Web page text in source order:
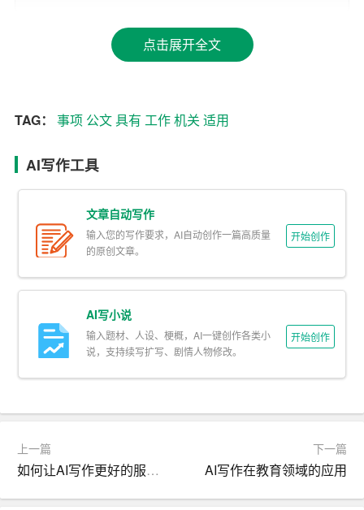
3. 命令（令）。适用于公布行政法规和规章、宣布施行重
关对重大事项进行指挥和管理的重要手段。
4. 公报。适用于公布重要决定或者重大事项。公报具有权
威性和告知性，是向国内外公众传达重要信息的一种文
体。
5. 公告。适用于向国内外宣布重要事项或者法定事项。公
告具有权威性和公开性，是党政机关向国内外发布信息、
表明立场、履行法定职责的重要途径。
6. 通告。适用于在一定范围内公布应当遵守或者周知的事
项。通告具有告知性和约束性，是对一定范围内的人们提
出要求、告知事项的一种文体。
有指导性和参考性，是对某一问题提出看法、建议，供领
导和有关部门决策时参考。
8. 通知。适用于发布、传达要求下级机关执行和有关单位
周知或者执行的事项，批转、转发公文。通知具有指令性
点击展开全文
TAG： 事项 公文具有 工作机关 适用
AI写作工具
文章自动写作
输入您的写作要求，AI自动创作一篇高质量
的原创文章。
开始创作
AI写小说
输入题材、人设、梗概，AI一键创作各类小
说，支持续写扩写、剧情人物修改。
开始创作
上一篇
如何让AI写作更好的服务于培训机构行业
下一篇
AI写作在教育领域的应用